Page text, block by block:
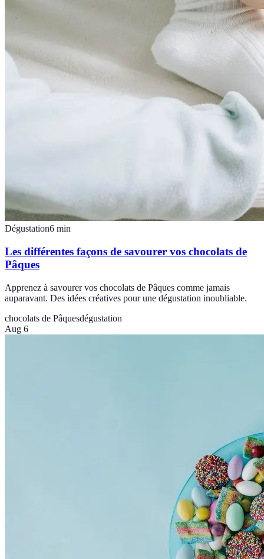
Dégustation6 min
Les différentes façons de savourer vos chocolats de
Pâques
Apprenez à savourer vos chocolats de Pâques comme jamais
auparavant. Des idées créatives pour une dégustation inoubliable.
chocolats de Pâquesdégustation
Aug 6